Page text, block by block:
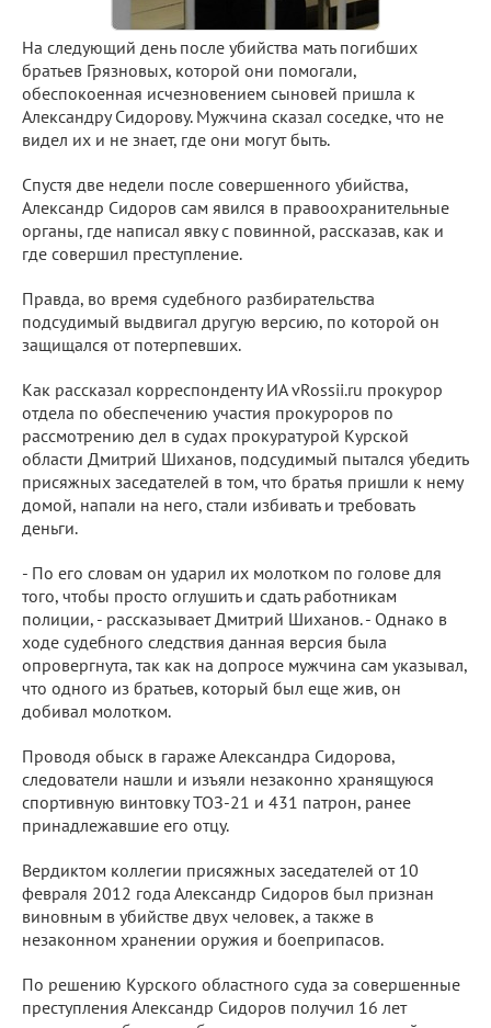
На следующий день после убийства мать погибших
братьев Грязновых, которой они помогали,
обеспокоенная исчезновением сыновей пришла к
Александру Сидорову. Мужчина сказал соседке, что не
видел их и не знает, где они могут быть.
Спустя две недели после совершенного убийства,
Александр Сидоров сам явился в правоохранительные
органы, где написал явку с повинной, рассказав, как и
где совершил преступление.
Правда, во время судебного разбирательства
подсудимый выдвигал другую версию, по которой он
защищался от потерпевших.
Как рассказал корреспонденту ИА vRossii.ru прокурор
отдела по обеспечению участия прокуроров по
рассмотрению дел в судах прокуратурой Курской
области Дмитрий Шиханов, подсудимый пытался убедить
присяжных заседателей в том, что братья пришли к нему
домой, напали на него, стали избивать и требовать
деньги.
- По его словам он ударил их молотком по голове для
того, чтобы просто оглушить и сдать работникам
полиции, - рассказывает Дмитрий Шиханов. - Однако в
ходе судебного следствия данная версия была
опровергнута, так как на допросе мужчина сам указывал,
что одного из братьев, который был еще жив, он
добивал молотком.
Проводя обыск в гараже Александра Сидорова,
следователи нашли и изъяли незаконно хранящуюся
спортивную винтовку ТОЗ-21 и 431 патрон, ранее
принадлежавшие его отцу.
Вердиктом коллегии присяжных заседателей от 10
февраля 2012 года Александр Сидоров был признан
виновным в убийстве двух человек, а также в
незаконном хранении оружия и боеприпасов.
По решению Курского областного суда за совершенные
преступления Александр Сидоров получил 16 лет